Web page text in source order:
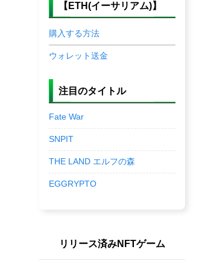
【ETH(イーサリアム)】
購入する方法
ウォレット送金
注目のタイトル
Fate War
SNPIT
THE LAND エルフの森
EGGRYPTO
リリース済みNFTゲーム